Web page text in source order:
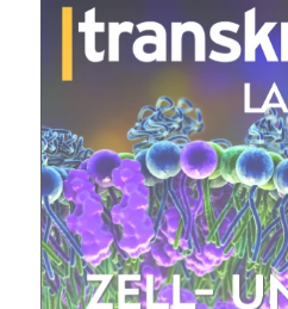
E-
Mail